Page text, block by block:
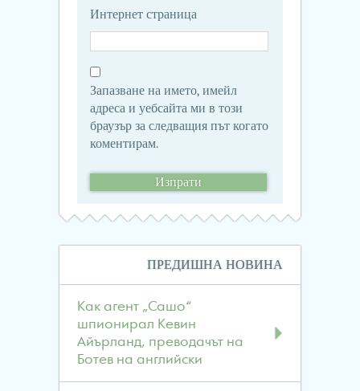
Интернет страница
Запазване на името, имейл
адреса и уебсайта ми в този
браузър за следващия път когато
коментирам.
Навигация
в
публикациите
ПРЕДИШНА НОВИНА
Как агент „Сашо“
шпионирал Кевин
Айърланд, преводачът на
Ботев на английски